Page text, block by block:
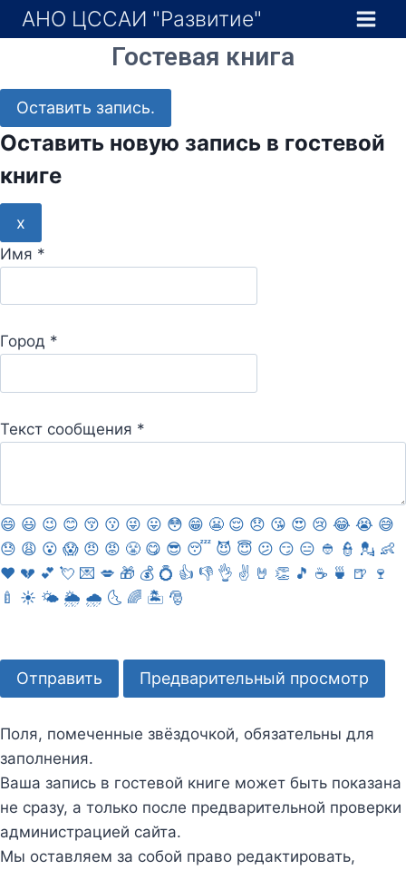
Перейти
к
АНО ЦССАИ "Развитие"
Гостевая книга
Оставить новую запись в гостевой
книге
x
к
р
ь
т
у
р
м
у
.
Имя *
Город *
Текст сообщения *
😄 😃 😉 😊 😚 😗 😜 😛 😳 😁 😬 😌 😞 😘 😍 😢 😂 😭 😅
😓 😩 😮 😱 😠 😡 😤 😋 😎 😴 😈 😇 😕 😏 😑 👲 👮 💂 👶
❤ 💔 💕 💘 💌 💋 🎁 💰 💍 👍 👎 👌 ✌️ 🤘 👏 🎵 ☕️ 🍵 🍺 🍷
🍼 ☀️ 🌤 🌦 🌧 🌜 🌈 🏝 🎅
Поля, помеченные звёздочкой, обязательны для
заполнения.
Ваша запись в гостевой книге может быть показана
не сразу, а только после предварительной проверки
администрацией сайта.
Мы оставляем за собой право редактировать,